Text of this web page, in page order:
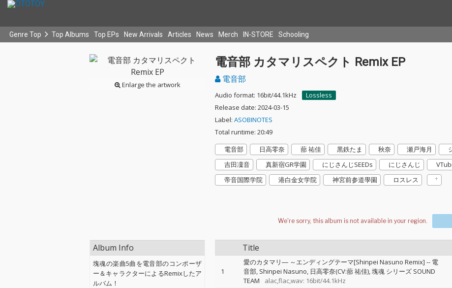
Genre Top Top Albums Top EPs New Arrivals Articles News Merch IN-STORE Schooling
Enlarge the artwork
電音部 カタマリスペクト Remix EP
電音部
Audio format: 16bit/44.1kHz
Lossless
Release date: 2024-03-15
Label: ASOBINOTES
Total runtime: 20:49
電音部
日高零奈 蔀 祐佳 黒鉄たま 秋奈 瀬戸海月
吉田凜音
真新宿GR学園 にじさんじSEEDs にじさんじ
帝音国際学院
港白金女学院 神宮前参道學園 ロスレス
Title
1
愛のカタマリ― ～エンディングテーマ[Shinpei Nasuno Remix] -- 電
音部 Shinpei Nasuno 日高零奈(CV:蔀 祐佳) 塊魂 シリーズ SOUND
TEAM
alac,flac,wav: 16bit/44.1kHz
Album Info
塊魂の楽曲5曲を電音部のコンポーザ
ー＆キャラクターによるRemixしたア
ルバム！